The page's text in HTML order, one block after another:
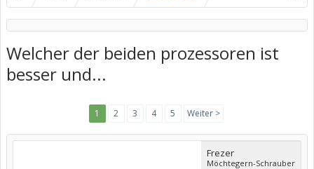
Welcher der beiden prozessoren ist
besser und...
1 2 3 4 5 Weiter >
Frezer
Möchtegern-Schrauber